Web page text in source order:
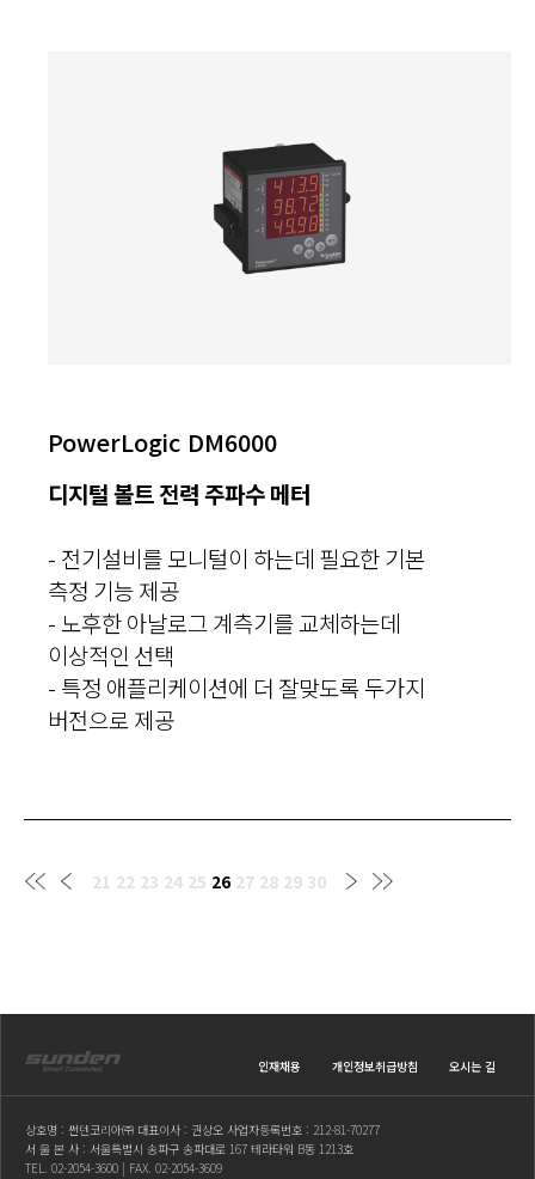
PowerLogic DM6000
디지털 볼트 전력 주파수 메터
- 전기설비를 모니털이 하는데 필요한 기본
측정 기능 제공
- 노후한 아날로그 계측기를 교체하는데
이상적인 선택
- 특정 애플리케이션에 더 잘맞도록 두가지
버전으로 제공
21 22 23 24 25 26 27 28 29 30
인재채용 개인정보취급방침 오시는 길
상호명 : 썬덴코리아㈜ 대표이사 : 권상오 사업자등록번호 : 212-81-70277
서 울 본 사 : 서울특별시 송파구 송파대로 167 테라타워 B동 1213호
TEL. 02-2054-3600 | FAX. 02-2054-3609